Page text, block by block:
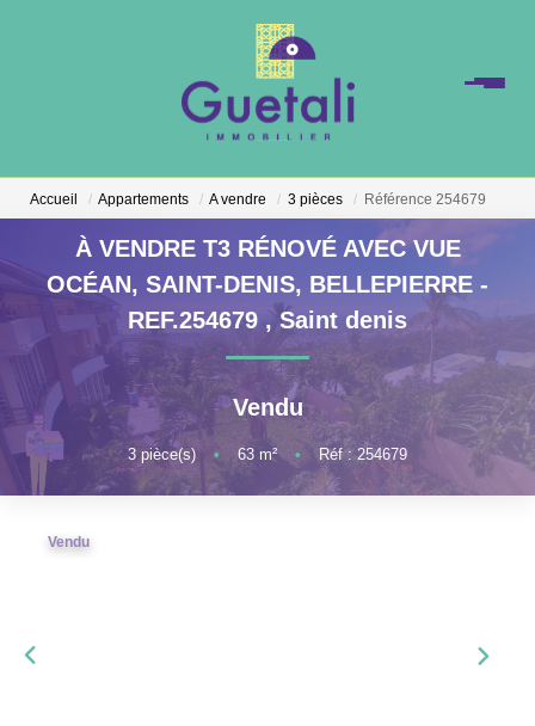
Accueil Appartements A vendre 3 pièces Référence 254679
À VENDRE T3 RÉNOVÉ AVEC VUE
OCÉAN, SAINT-DENIS, BELLEPIERRE -
REF.254679 ,Saint denis
Vendu
3 pièce(s) • 63 m² • Réf : 254679
Vendu